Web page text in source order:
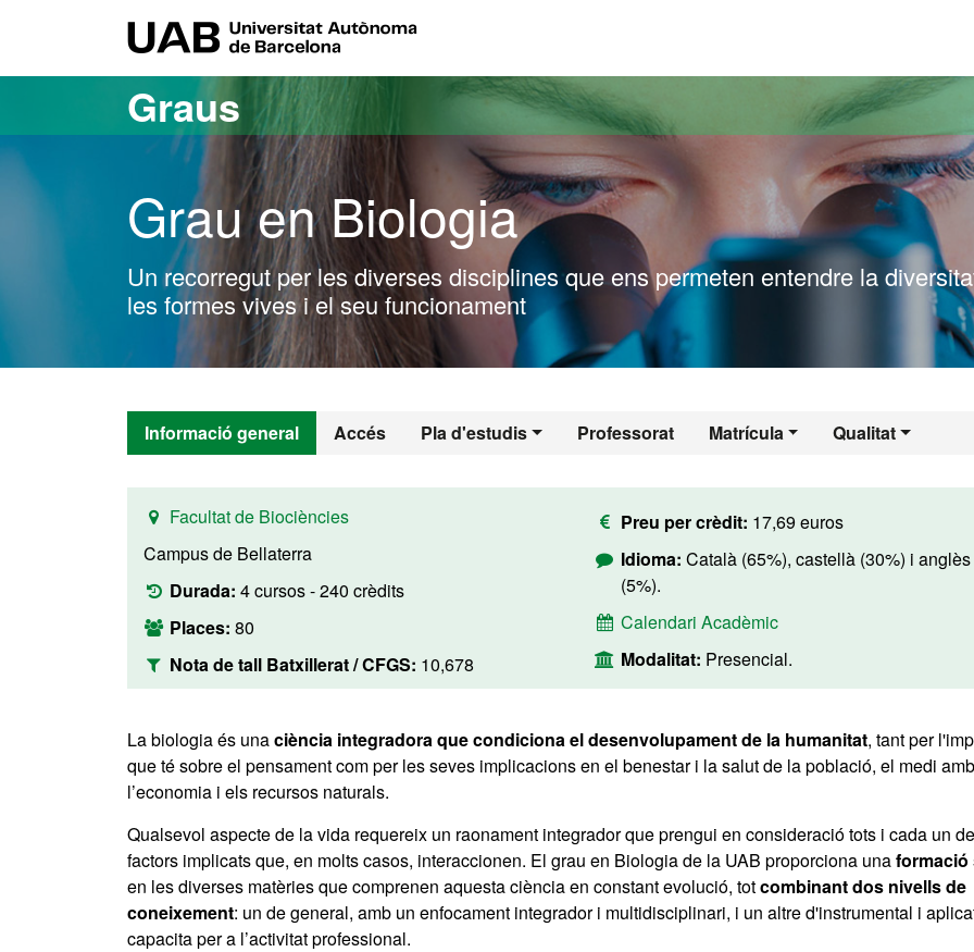
Graus
Grau en Biologia
Un recorregut per les diverses disciplines que ens permeten entendre la
les formes vives i el seu funcionament
Informació general Accés Pla d'estudis Professorat Matrícula Qualitat
Facultat de Biociències
Campus de Bellaterra
Durada: 4 cursos - 240 crèdits
Places: 80
Nota de tall Batxillerat / CFGS: 10,678
Preu per crèdit: 17,69 euros
Idioma: Català (65%), castellà (30%) i anglès
(5%).
Calendari Acadèmic
Modalitat: Presencial.
La biologia és unaciència integradora que condiciona el desenvolupament de la humanitat, tant per
que té sobre el pensament com per les seves implicacions en el benestar i la salut de la població, el medi
l’economia i els recursos naturals.
Qualsevol aspecte de la vida requereix un raonament integrador que prengui en consideració tots i cada un
factors implicats que, en molts casos, interaccionen. El grau en Biologia de la UAB proporciona unaformació
en les diverses matèries que comprenen aquesta ciència en constant evolució, totcombinant dos nivells de
coneixement: un de general, amb un enfocament integrador i multidisciplinari, i un altre d'instrumental i
capacita per a l’activitat professional.